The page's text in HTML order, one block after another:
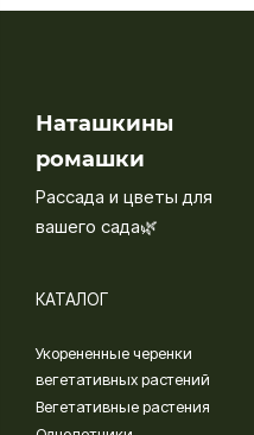
Наташкины
ромашки
Рассада и цветы для
вашего сада🌿
КАТАЛОГ
Укорененные черенки
вегетативных растений
Вегетативные растения